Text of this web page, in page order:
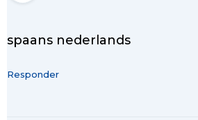
spaans nederlands
Responder